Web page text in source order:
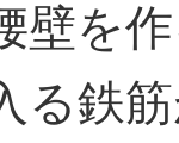
壁を
る鉄